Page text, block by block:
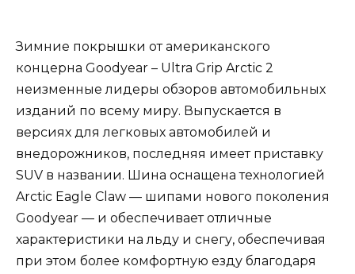
Зимние покрышки от американского
концерна Goodyear – Ultra Grip Arctic 2
неизменные лидеры обзоров автомобильных
изданий по всему миру. Выпускается в
версиях для легковых автомобилей и
внедорожников, последняя имеет приставку
SUV в названии. Шина оснащена технологией
Arctic Eagle Claw — шипами нового поколения
Goodyear — и обеспечивает отличные
характеристики на льду и снегу, обеспечивая
при этом более комфортную езду благодаря